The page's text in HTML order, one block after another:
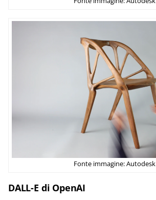
Fonte immagine: Autodesk
DALL-E di OpenAI